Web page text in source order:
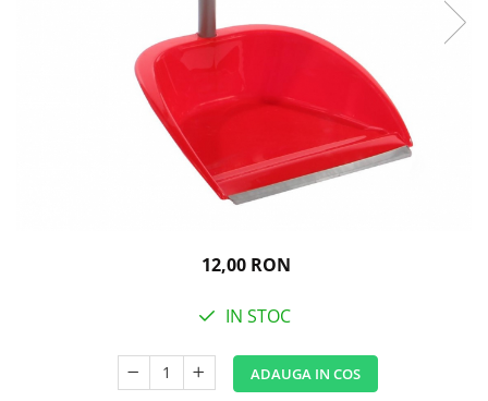
12,00 RON
IN STOC
ADAUGA IN COS